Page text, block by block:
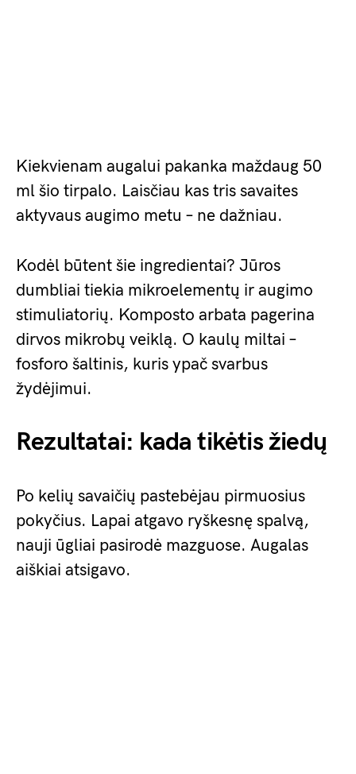
Kiekvienam augalui pakanka maždaug 50
ml šio tirpalo. Laisčiau kas tris savaites
aktyvaus augimo metu – ne dažniau.
Kodėl būtent šie ingredientai? Jūros
dumbliai tiekia mikroelementų ir augimo
stimuliatorių. Komposto arbata pagerina
dirvos mikrobų veiklą. O kaulų miltai –
fosforo šaltinis, kuris ypač svarbus
žydėjimui.
Rezultatai: kada tikėtis žiedų
Po kelių savaičių pastebėjau pirmuosius
pokyčius. Lapai atgavo ryškesnę spalvą,
nauji ūgliai pasirodė mazguose. Augalas
aiškiai atsigavo.